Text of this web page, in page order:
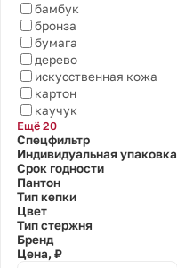
бамбук
бронза
бумага
дерево
искусственная кожа
картон
каучук
Ещё 20
Спецфильтр
Индивидуальная упаковка
Срок годности
Пантон
Тип кепки
Цвет
Тип стержня
Бренд
Цена, ₽